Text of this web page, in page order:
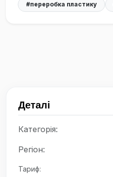
#переробка пластику
Деталі
Категорія:
Регіон:
Тариф: